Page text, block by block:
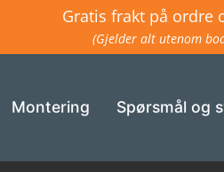
Gratis frakt på ordre
(Gjelder alt utenom
Montering Spørsmål og